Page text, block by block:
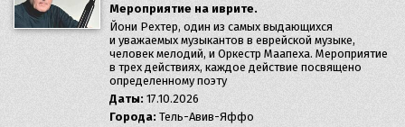
Мероприятие на иврите.
Йони Рехтер, один из самых выдающихся
и уважаемых музыкантов в еврейской музыке,
человек мелодий, и Оркестр Маапеха. Мероприятие
в трех действиях, каждое действие посвящено
определенному поэту
Даты: 17.10.2026
Города: Тель-Авив-Яффо